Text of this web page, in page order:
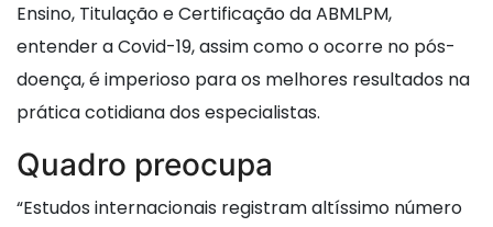
Ensino, Titulação e Certificação da ABMLPM,
entender a Covid-19, assim como o ocorre no pós-
doença, é imperioso para os melhores resultados na
prática cotidiana dos especialistas.
Quadro preocupa
“Estudos internacionais registram altíssimo número